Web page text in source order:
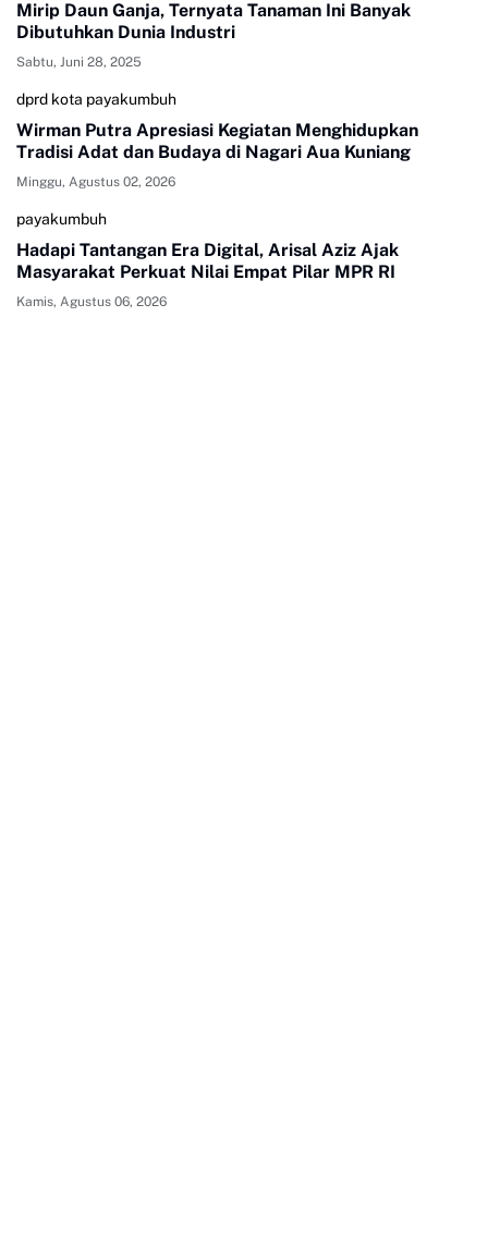
Mirip Daun Ganja, Ternyata Tanaman Ini Banyak
Dibutuhkan Dunia Industri
Sabtu, Juni 28, 2025
dprd kota payakumbuh
Wirman Putra Apresiasi Kegiatan Menghidupkan
Tradisi Adat dan Budaya di Nagari Aua Kuniang
Minggu, Agustus 02, 2026
payakumbuh
Hadapi Tantangan Era Digital, Arisal Aziz Ajak
Masyarakat Perkuat Nilai Empat Pilar MPR RI
Kamis, Agustus 06, 2026